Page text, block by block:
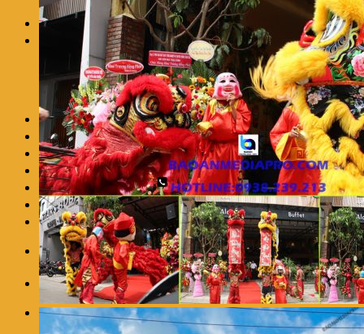
Trang chủ
TỔ CHỨC SỰ KIỆN
TỔ CHỨC SỰ KIỆN KHAI TRƯƠNG
DỊCH VỤ TỔ CHỨC SINH NHẬT
DỊCH VỤ TỔ CHỨC TRUNG THU
TỔ CHỨC SỰ KIỆN TRON GÓI KHÁC
TRANG TRÍ THÔI NÔI SINH NHẬT
DỊCH VỤ MÚA LÂN CHUYÊN NGHIỆP
DỊCH VỤ TRANG TRÍ KHAI TRƯƠNG
DỊCH VỤ NHÂN SỰ SỰ KIỆN
CHO THUÊ ÂM THANH ÁNH SÁNG
LIÊN HỆ
BÁO GIÁ
0